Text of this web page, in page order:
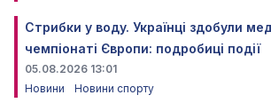
Стрибки у воду. Українці здобули
чемпіонаті Європи: подробиці події
05.08.2026 13:01
Новини
Новини спорту